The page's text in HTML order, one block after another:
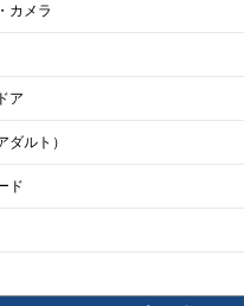
カメラ
ア
ダルト）
ド